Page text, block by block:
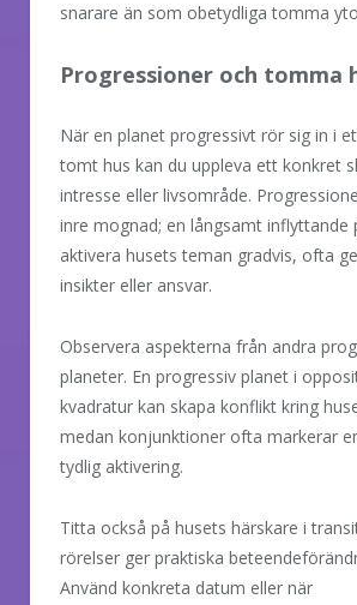
snarare än som obetydliga tomma
Progressioner och tomma
När en planet progressivt rör sig in i
tomt hus kan du uppleva ett konkret
intresse eller livsområde.
inre mognad; en långsamt inflyttande
aktivera husets teman gradvis, ofta
insikter eller ansvar.
Observera aspekterna från andra
planeter. En progressiv planet i
kvadratur kan skapa konflikt kring
medan konjunktioner ofta markerar
tydlig aktivering.
Titta också på husets härskare i
rörelser ger praktiska
Använd konkreta datum eller när